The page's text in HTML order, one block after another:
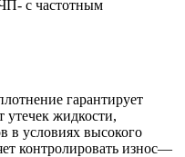
с частотным
гарантирует
утечек жидкости,
в условиях высокого
контролировать износ—